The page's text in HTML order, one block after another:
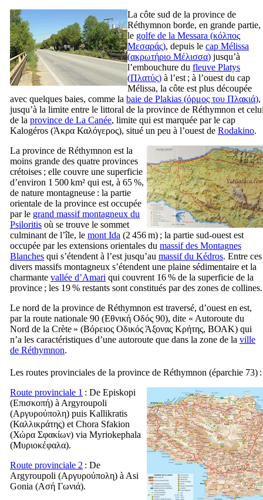
La côte sud de la province de
Réthymnon borde, en grande partie,
le golfe de la Messara (κόλπος
Μεσαράς), depuis le cap Mélissa
(ακρωτήριο Μέλισσα) jusqu’à
l’embouchure du fleuve Platys
(Πλατύς) à l’est ; à l’ouest du cap
Mélissa, la côte est plus découpée
avec quelques baies, comme la baie de Plakias (όρμος του Πλακιά),
jusqu’à la limite entre le littoral de la province de Réthymnon et
de la province de La Canée, limite qui est marquée par le cap
Kalogéros (Άκρα Καλόγερος), situé un peu à l’ouest de Rodakino.
La province de Réthymnon est la
moins grande des quatre provinces
crétoises ; elle couvre une superficie
d’environ 1 500 km² qui est, à 65 %,
de nature montagneuse : la partie
orientale de la province est occupée
par le grand massif montagneux du
Psiloritis où se trouve le sommet
culminant de l’île, le mont Ida (2 456 m) ; la partie sud-ouest est
occupée par les extensions orientales du massif des Montagnes
Blanches qui s’étendent à l’est jusqu’au massif du Kédros. Entre ces
divers massifs montagneux s’étendent une plaine sédimentaire et la
charmante vallée d’Amari qui couvrent 16 % de la superficie de la
province ; les 19 % restants sont constitués par des zones de collines.
Le nord de la province de Réthymnon est traversé, d’ouest en est,
par la route nationale 90 (Εθνική Οδός 90), dite « Autoroute du
Nord de la Crète » (Βόρειος Οδικός Άξονας Κρήτης, ΒΟΑΚ) qui
n’a les caractéristiques d’une autoroute que dans la zone de la ville
de Réthymnon.
Les routes provinciales de la province de Réthymnon (éparchie 73) :
Route provinciale 1 : De Episkopi
(Επισκοπή) à Argyroupoli
(Αργυρούπολη) puis Kallikratis
(Καλλικράτης) et Chora Sfakion
(Χώρα Σφακίων) via Myriokephala
(Μυριοκέφαλα).
Route provinciale 2 : De
Argyroupoli (Αργυρούπολη) à Asi
Gonia (Ασή Γωνιά).